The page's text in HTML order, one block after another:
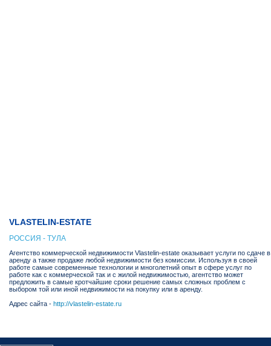
VLASTELIN-ESTATE
РОССИЯ - ТУЛА
Агентство коммерческой недвижимости Vlastelin-estate оказывает услуги по сдаче в
аренду а также продаже любой недвижимости без комиссии. Используя в своей
работе самые современные технологии и многолетний опыт в сфере услуг по
работе как с коммерческой так и с жилой недвижимостью, агентство может
предложить в самые кротчайшие сроки решение самых сложных проблем с
выбором той или иной недвижимости на покупку или в аренду.
Адрес сайта - http://vlastelin-estate.ru